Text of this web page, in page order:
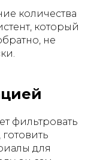
количества
который
не
фильтровать
для